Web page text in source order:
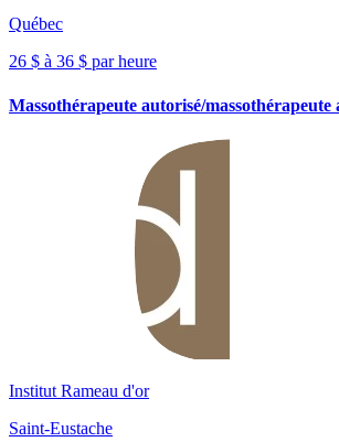
Québec
26 $ à 36 $ par heure
Massothérapeute autorisé/massothérapeute
Institut Rameau d'or
Saint-Eustache